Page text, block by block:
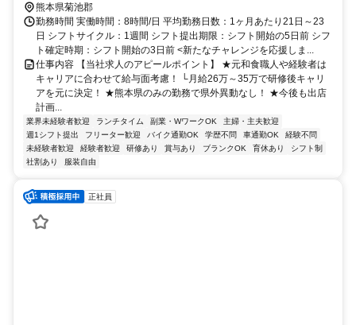
熊本県菊池郡
勤務時間 実働時間：8時間/日 平均勤務日数：1ヶ月あたり21日～23
日 シフトサイクル：1週間 シフト提出期限：シフト開始の5日前 シフ
ト確定時期：シフト開始の3日前 <新たなチャレンジを応援しま...
仕事内容 【当社求人のアピールポイント】 ★元和食職人や経験者は
キャリアに合わせて給与面考慮！ └月給26万～35万で研修後キャリ
アを元に決定！ ★熊本県のみの勤務で県外異動なし！ ★今後も出店
計画...
業界未経験者歓迎 ランチタイム 副業・WワークOK
主婦・主夫歓迎
週1シフト提出
フリーター歓迎 バイク通勤OK 学歴不問 車通勤OK
経験不問
未経験者歓迎
経験者歓迎 研修あり 賞与あり ブランクOK 育休あり
シフト制
社割あり
服装自由
正社員